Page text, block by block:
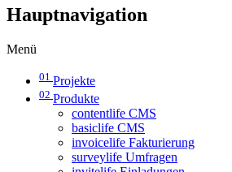
Hauptnavigation
Menü
01 Projekte
02 Produkte
contentlife CMS
basiclife CMS
invoicelife Fakturierung
surveylife Umfragen